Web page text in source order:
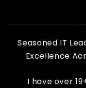
Seasoned IT
Excellence
I have over